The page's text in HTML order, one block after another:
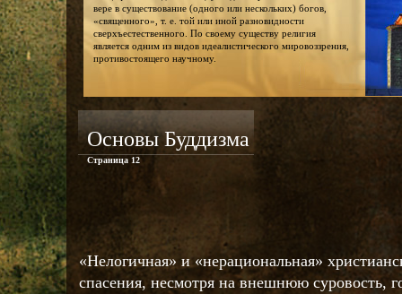
вере в существование (одного или нескольких) богов,
«священного», т. е. той или иной разновидности
сверхъестественного. По своему существу религия
является одним из видов идеалистического мировоззрения,
противостоящего научному.
Основы Буддизма
Страница 12
«Нелогичная» и «нерациональная»
спасения, несмотря на внешнюю суровость,